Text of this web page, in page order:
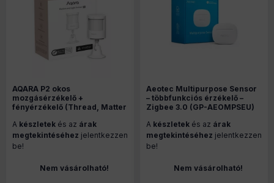
AQARA P2 okos
mozgásérzékelő +
fényérzékelő (Thread, Matter
A készletek és az árak
megtekintéséhez jelentkezzen
be!
Nem vásárolható!
Aeotec Multipurpose Sensor
– többfunkciós érzékelő –
Zigbee 3.0 (GP-AEOMPSEU)
A készletek és az árak
megtekintéséhez jelentkezzen
be!
Nem vásárolható!